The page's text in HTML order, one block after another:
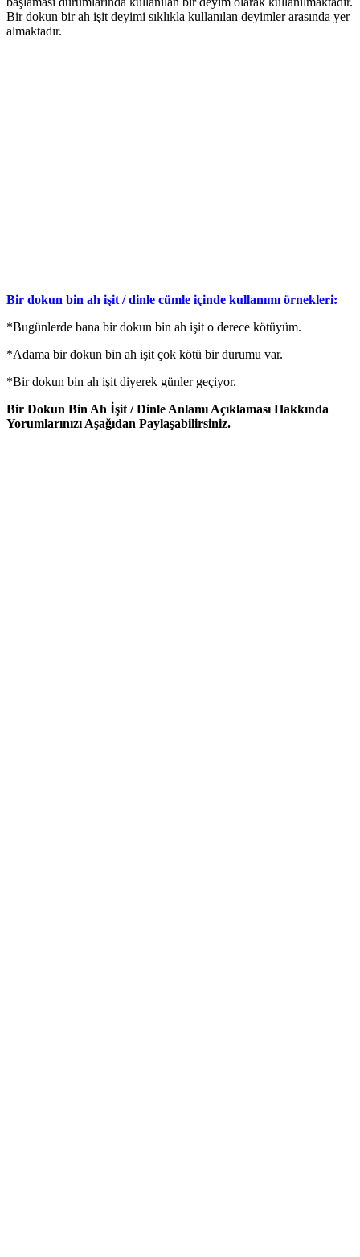
Bir dokun bir ah işit deyimi sıklıkla kullanılan deyimler arasında yer
almaktadır.
Bir dokun bin ah işit / dinle cümle içinde kullanımı örnekleri:
*Bugünlerde bana bir dokun bin ah işit o derece kötüyüm.
*Adama bir dokun bin ah işit çok kötü bir durumu var.
*Bir dokun bin ah işit diyerek günler geçiyor.
Bir Dokun Bin Ah İşit / Dinle Anlamı Açıklaması Hakkında
Yorumlarınızı Aşağıdan Paylaşabilirsiniz.